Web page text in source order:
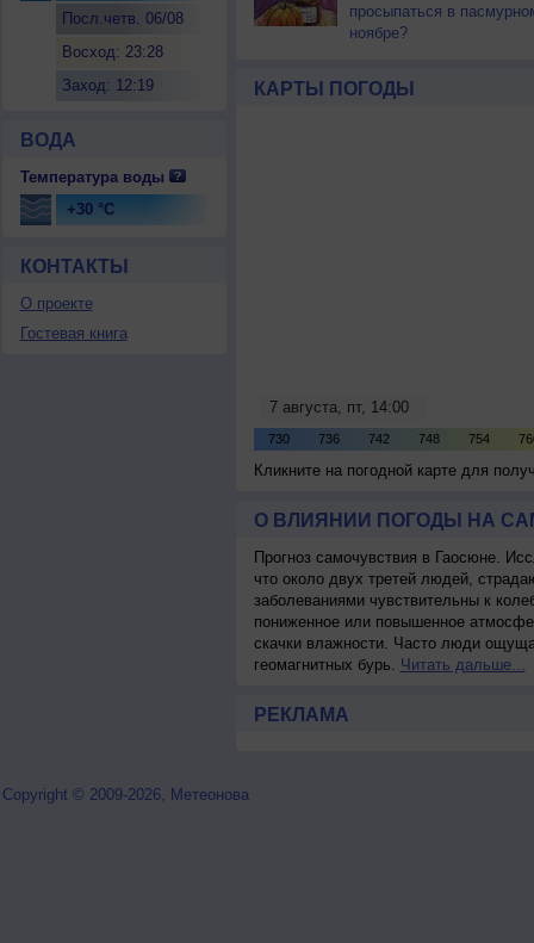
Посл.четв. 06/08
Восход: 23:28
Заход: 12:19
ВОДА
Температура воды
+30 °C
КОНТАКТЫ
О проекте
Гостевая книга
просыпаться в
ноябре?
КАРТЫ ПОГОДЫ
Кликните на погодной карте для
О ВЛИЯНИИ ПОГОДЫ НА
Прогноз самочувствия в Гаосюне.
что около двух третей людей,
заболеваниями чувствительны к
пониженное или повышенное
скачки влажности. Часто люди
геомагнитных бурь. Читать дальше...
РЕКЛАМА
Copyright © 2009-2026, Метеонова